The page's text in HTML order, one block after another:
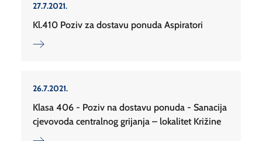
27.7.2021.
Kl.410 Poziv za dostavu ponuda Aspiratori
26.7.2021.
Klasa 406 - Poziv na dostavu ponuda - Sanacija
cjevovoda centralnog grijanja – lokalitet Križine